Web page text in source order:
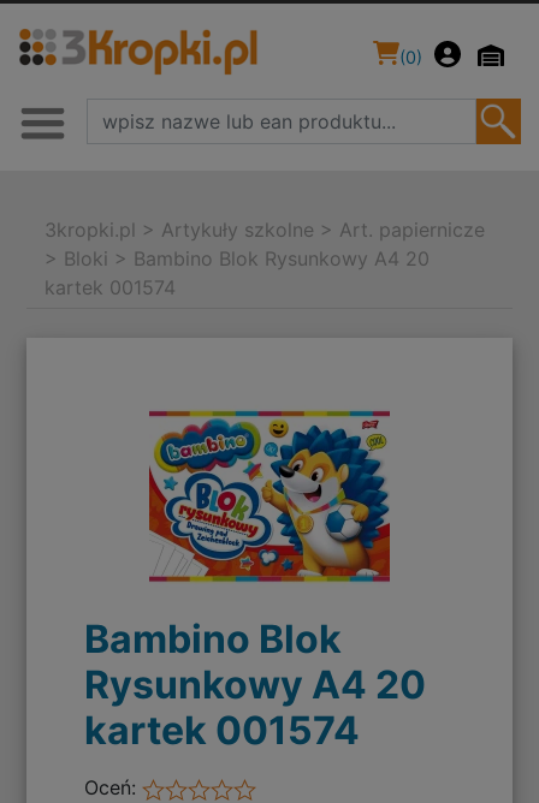
(0)
3kropki.pl > Artykuły szkolne > Art. papiernicze
> Bloki > Bambino Blok Rysunkowy A4 20
kartek 001574
Bambino Blok
Rysunkowy A4 20
kartek 001574
Oceń: